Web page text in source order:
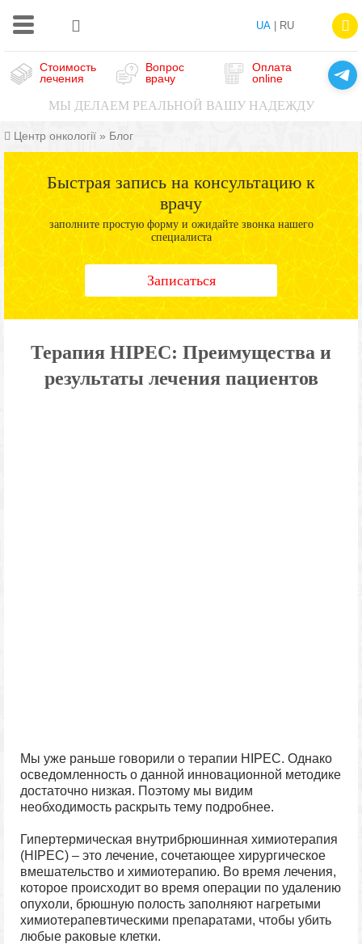
UA| RU
Стоимость
лечения
Вопрос
врачу
Оплата
online
МЫ ДЕЛАЕМ РЕАЛЬНОЙ ВАШУ НАДЕЖДУ
Центр онкології » Блог
Быстрая запись на консультацию к
врачу
заполните простую форму и ожидайте звонка нашего
специалиста
Записаться
Терапия HIPEC: Преимущества и
результаты лечения пациентов
Мы уже раньше говорили о терапии HIPEC. Однако
осведомленность о данной инновационной методике
достаточно низкая. Поэтому мы видим
необходимость раскрыть тему подробнее.
Гипертермическая внутрибрюшинная химиотерапия
(HIPEC) – это лечение, сочетающее хирургическое
вмешательство и химиотерапию. Во время лечения,
которое происходит во время операции по удалению
опухоли, брюшную полость заполняют нагретыми
химиотерапевтическими препаратами, чтобы убить
любые раковые клетки.